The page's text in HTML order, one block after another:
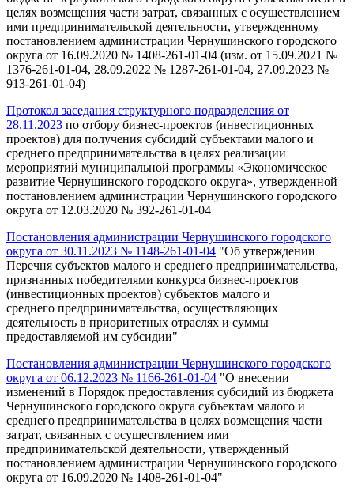
целях возмещения части затрат, связанных с осуществлением
ими предпринимательской деятельности, утвержденному
постановлением администрации Чернушинского городского
округа от 16.09.2020 № 1408-261-01-04 (изм. от 15.09.2021 №
1376-261-01-04, 28.09.2022 № 1287-261-01-04, 27.09.2023 №
913-261-01-04)
Протокол заседания структурного подразделения от
28.11.2023 по отбору бизнес-проектов (инвестиционных
проектов) для получения субсидий субъектами малого и
среднего предпринимательства в целях реализации
мероприятий муниципальной программы «Экономическое
развитие Чернушинского городского округа», утвержденной
постановлением администрации Чернушинского городского
округа от 12.03.2020 № 392-261-01-04
Постановления администрации Чернушинского городского
округа от 30.11.2023 № 1148-261-01-04 "Об утверждении
Перечня субъектов малого и среднего предпринимательства,
признанных победителями конкурса бизнес-проектов
(инвестиционных проектов) субъектов малого и
среднего предпринимательства, осуществляющих
деятельность в приоритетных отраслях и суммы
предоставляемой им субсидии"
Постановления администрации Чернушинского городского
округа от 06.12.2023 № 1166-261-01-04 "О внесении
изменений в Порядок предоставления субсидий из бюджета
Чернушинского городского округа субъектам малого и
среднего предпринимательства в целях возмещения части
затрат, связанных с осуществлением ими
предпринимательской деятельности, утвержденный
постановлением администрации Чернушинского городского
округа от 16.09.2020 № 1408-261-01-04"